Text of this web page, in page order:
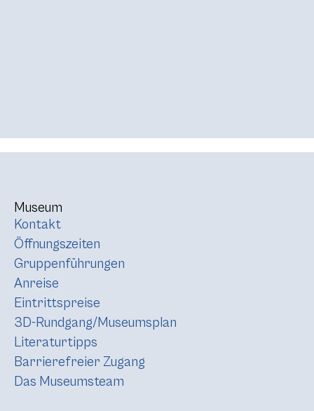
Museum
Kontakt
Öffnungszeiten
Gruppenführungen
Anreise
Eintrittspreise
3D-Rundgang/Museumsplan
Literaturtipps
Barrierefreier Zugang
Das Museumsteam